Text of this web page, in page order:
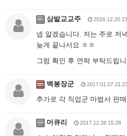
삼발교교주 2016.12.20
넵 알겠습니다. 저는 주로 저
늦게 끝나서요 ㅎㅎ
그럼 확인 후 연락 부탁드립
백봉장군 2017.01.07
추가로 각 직업군 마법서 판
머큐리 2017.12.28 15:28